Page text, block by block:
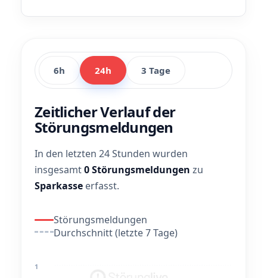
6h 24h 3 Tage
Zeitlicher Verlauf der
Störungsmeldungen
In den letzten 24 Stunden wurden
insgesamt0 Störungsmeldungen zu
Sparkasse erfasst.
Störungsmeldungen
Durchschnitt (letzte 7 Tage)
1